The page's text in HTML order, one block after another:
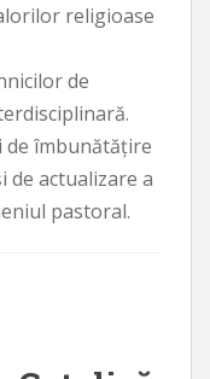
religioase
de
îmbunătăţire
actualizare a
pastoral.